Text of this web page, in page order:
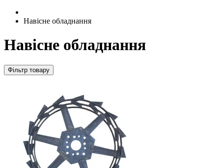
Навісне обладнання
Навісне обладнання
Фільтр товару